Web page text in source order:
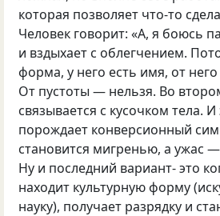
которая позволяет что-то
Человек говорит: «А, я боюсь
и вздыхает с облегчением.
форма, у него есть имя, от
От пустоты — нельзя. Во
связывается с кусочком тела. И
порождает конверсионный
становится мигренью, а ужас
Ну и последний вариант- это
находит культурную форму
науку), получает разрядку и